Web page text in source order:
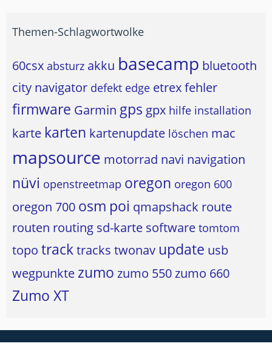
Themen-Schlagwortwolke
60csx absturz akku basecamp bluetooth
city navigator defekt edge etrexfehler
firmware Garmin gps gpx hilfe installation
karte karten kartenupdate löschen mac
mapsource motorrad navi navigation
nüvi openstreetmap oregon oregon 600
oregon 700 osm poi qmapshack route
routen routing sd-karte software tomtom
topo tracktracks twonav update usb
wegpunkte zumo zumo 550zumo 660
Zumo XT